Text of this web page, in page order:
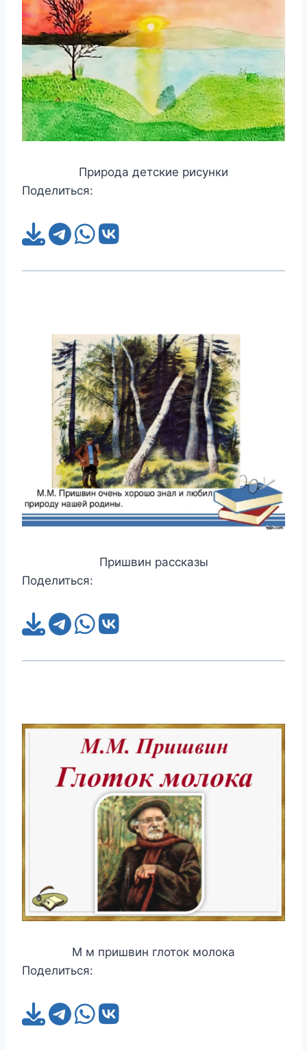
Природа детские рисунки
Поделиться:
Пришвин рассказы
Поделиться:
М м пришвин глоток молока
Поделиться: